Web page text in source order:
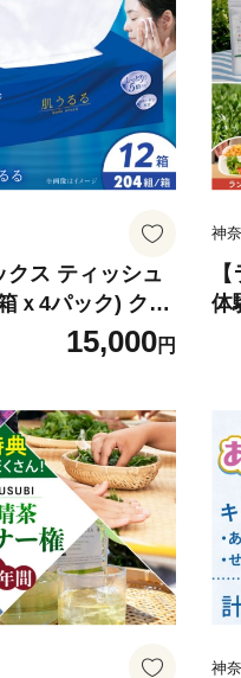
ー Kleenex tissu
ルプ100% 日本
備蓄 備蓄 防災
耗
レ
ぺ
ト
クス ティッシュ
ｘ4パック) クリ
ン肌うるる ティ
ペーパー ティッ
てぃっしゅ ロー
日用品 消耗品 生
用品 生活応援 ま
生活雑貨 保湿成
2]
15,000円
神
体
神